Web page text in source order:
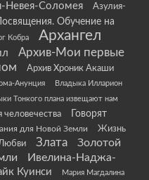
Невея-Соломея
Азулия-
Обучение на
Кобра
Архангел
Архив-Мои первые
Архив Хроник Акаши
Анунция Владыка Илларион
Тонкого плана извещают нам
Говорят
для Новой Земли
Жизнь
Злата
Золотой
Ивелина-Наджа-
Куинси Мария Магдалина